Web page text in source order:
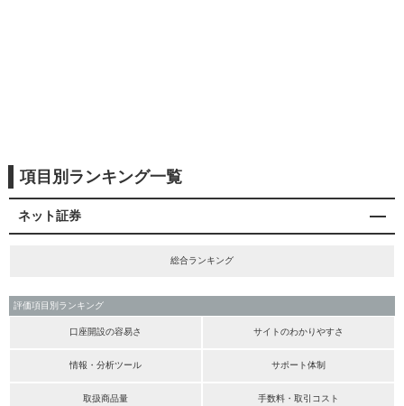
項目別ランキング一覧
ネット証券
総合ランキング
評価項目別ランキング
口座開設の容易さ サイトのわかりやすさ
情報・分析ツール サポート体制
取扱商品量 手数料・取引コスト